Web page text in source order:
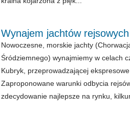
Wynajem jachtów
Nowoczesne, morskie jachty
Śródziemnego) wynajmiemy w celach
Kubryk, przeprowadzającej
Zaproponowane warunki odbycia
zdecydowanie najlepsze na rynku,